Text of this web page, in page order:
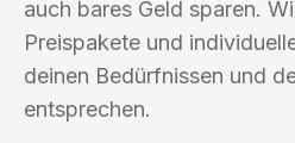
auch bares Geld sparen.
Preispakete und
deinen Bedürfnissen und
entsprechen.